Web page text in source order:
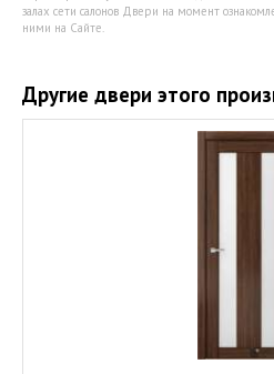
залах сети салонов Двери на момент
ними на Сайте.
Другие двери этого